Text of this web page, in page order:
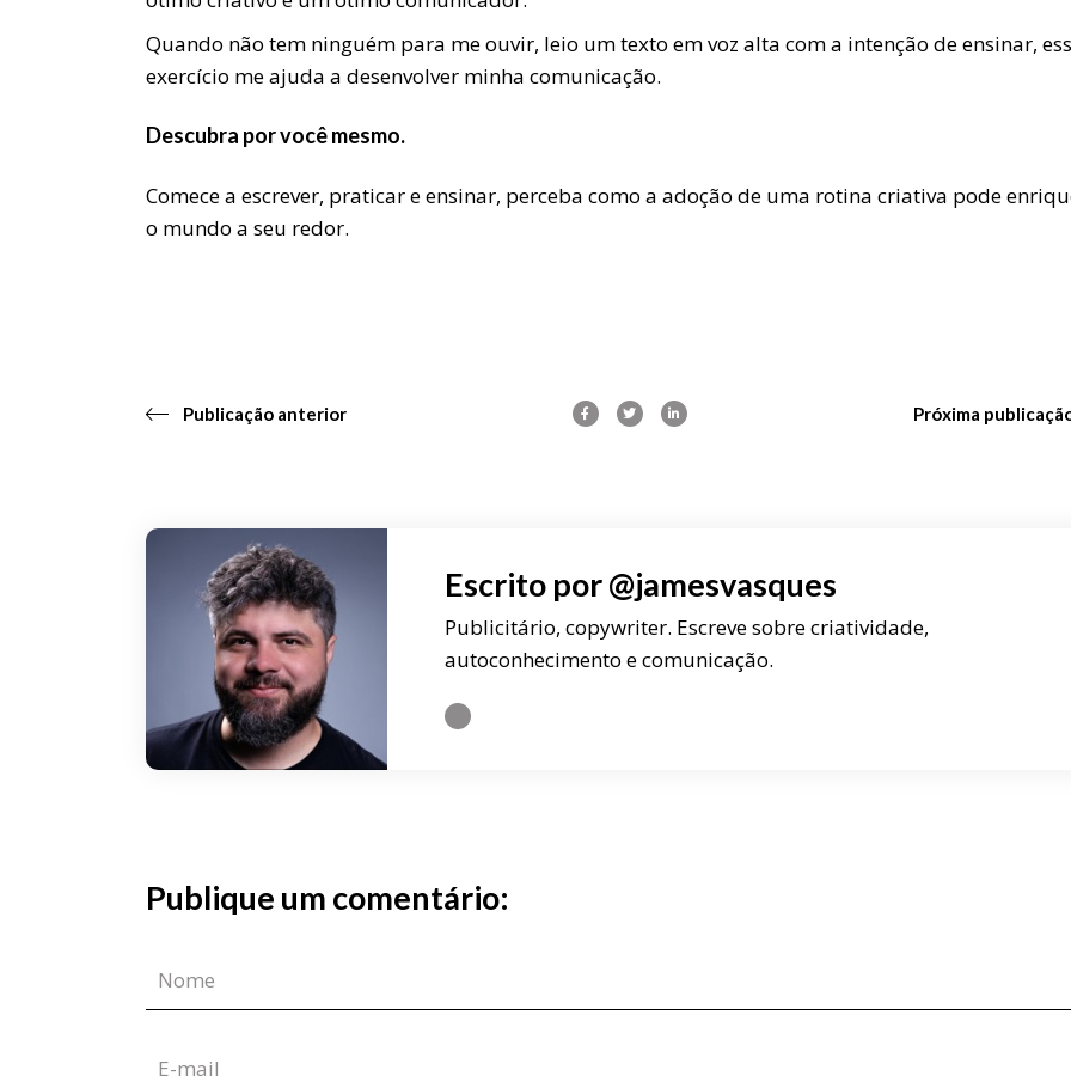
Quando não tem ninguém para me ouvir, leio um texto em voz alta com a intenção de ensinar,
exercício me ajuda a desenvolver minha comunicação.
Descubra por você mesmo.
Comece a escrever, praticar e ensinar, perceba como a adoção de uma rotina criativa pode
o mundo a seu redor.
Publicação anterior Próxima
Escrito por@jamesvasques
Publicitário, copywriter. Escreve sobre criatividade,
autoconhecimento e comunicação.
Publique um comentário: